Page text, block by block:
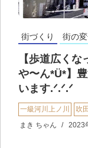
街づくり 街の
【歩道広く
や〜ん*Ü*】
います.ᐟ.ᐟ.ᐟ
一級河川上ノ川 吹
まき ちゃん
2023